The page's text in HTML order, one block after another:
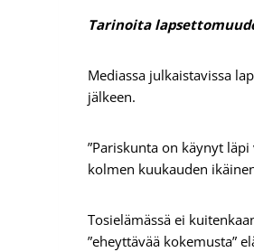
Tarinoita
Mediassa julkaistavissa
jälkeen.
”Pariskunta on käynyt
kolmen kuukauden
Tosielämässä ei
”eheyttävää kokemusta”